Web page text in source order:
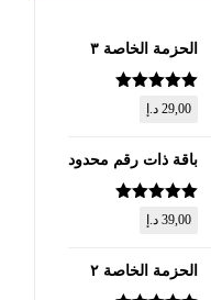
الحزمة الخاصة ٣
تم التقييم
من 5
29,00 د.إ
باقة ذات رقم محدود
تم التقييم
من 5
39,00 د.إ
الحزمة الخاصة ٢